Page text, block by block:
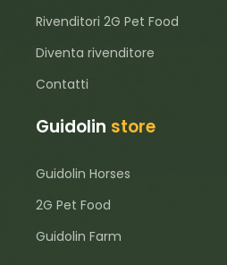
Rivenditori 2G Pet Food
Diventa rivenditore
Contatti
Guidolin store
Guidolin Horses
2G Pet Food
Guidolin Farm